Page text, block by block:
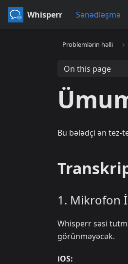
Whisperr Sənədləşmə
Problemlərin həlli
On this page
Bu bələdçi ən tez-
1. Mikrofon
Whisperr səsi
görünməyəcək.
iOS: